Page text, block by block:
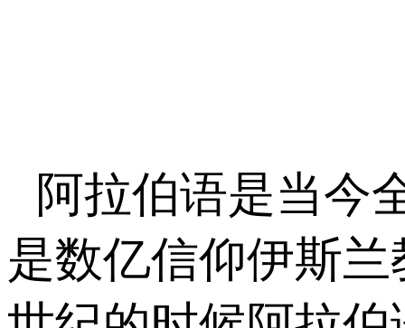
阿拉伯语是当今
是数亿信仰伊斯